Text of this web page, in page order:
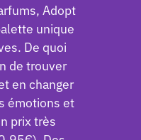
Adopt
unique
De quoi
de trouver
en changer
émotions et
prix très